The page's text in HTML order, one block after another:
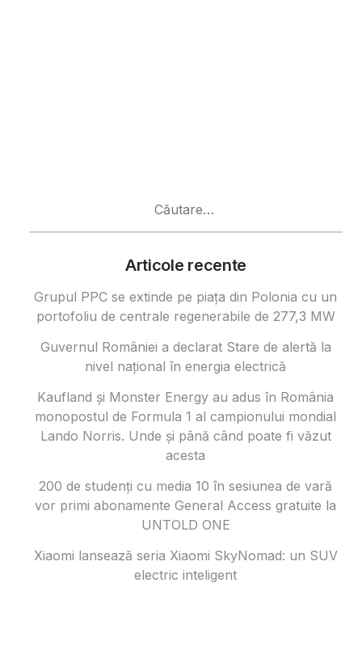
Articole recente
Grupul PPC se extinde pe piața din Polonia cu un
portofoliu de centrale regenerabile de 277,3 MW
Guvernul României a declarat Stare de alertă la
nivel național în energia electrică
Kaufland și Monster Energy au adus în România
monopostul de Formula 1 al campionului mondial
Lando Norris. Unde și până când poate fi văzut
acesta
200 de studenți cu media 10 în sesiunea de vară
vor primi abonamente General Access gratuite la
UNTOLD ONE
Xiaomi lansează seria Xiaomi SkyNomad: un SUV
electric inteligent